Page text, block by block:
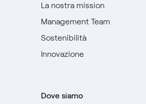
La nostra mission
Management Team
Sostenibilità
Innovazione
Dove siamo